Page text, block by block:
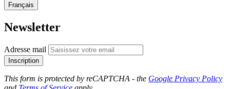
Français
Newsletter
Adresse mail
Inscription
This form is protected by reCAPTCHA - the Google Privacy Policy